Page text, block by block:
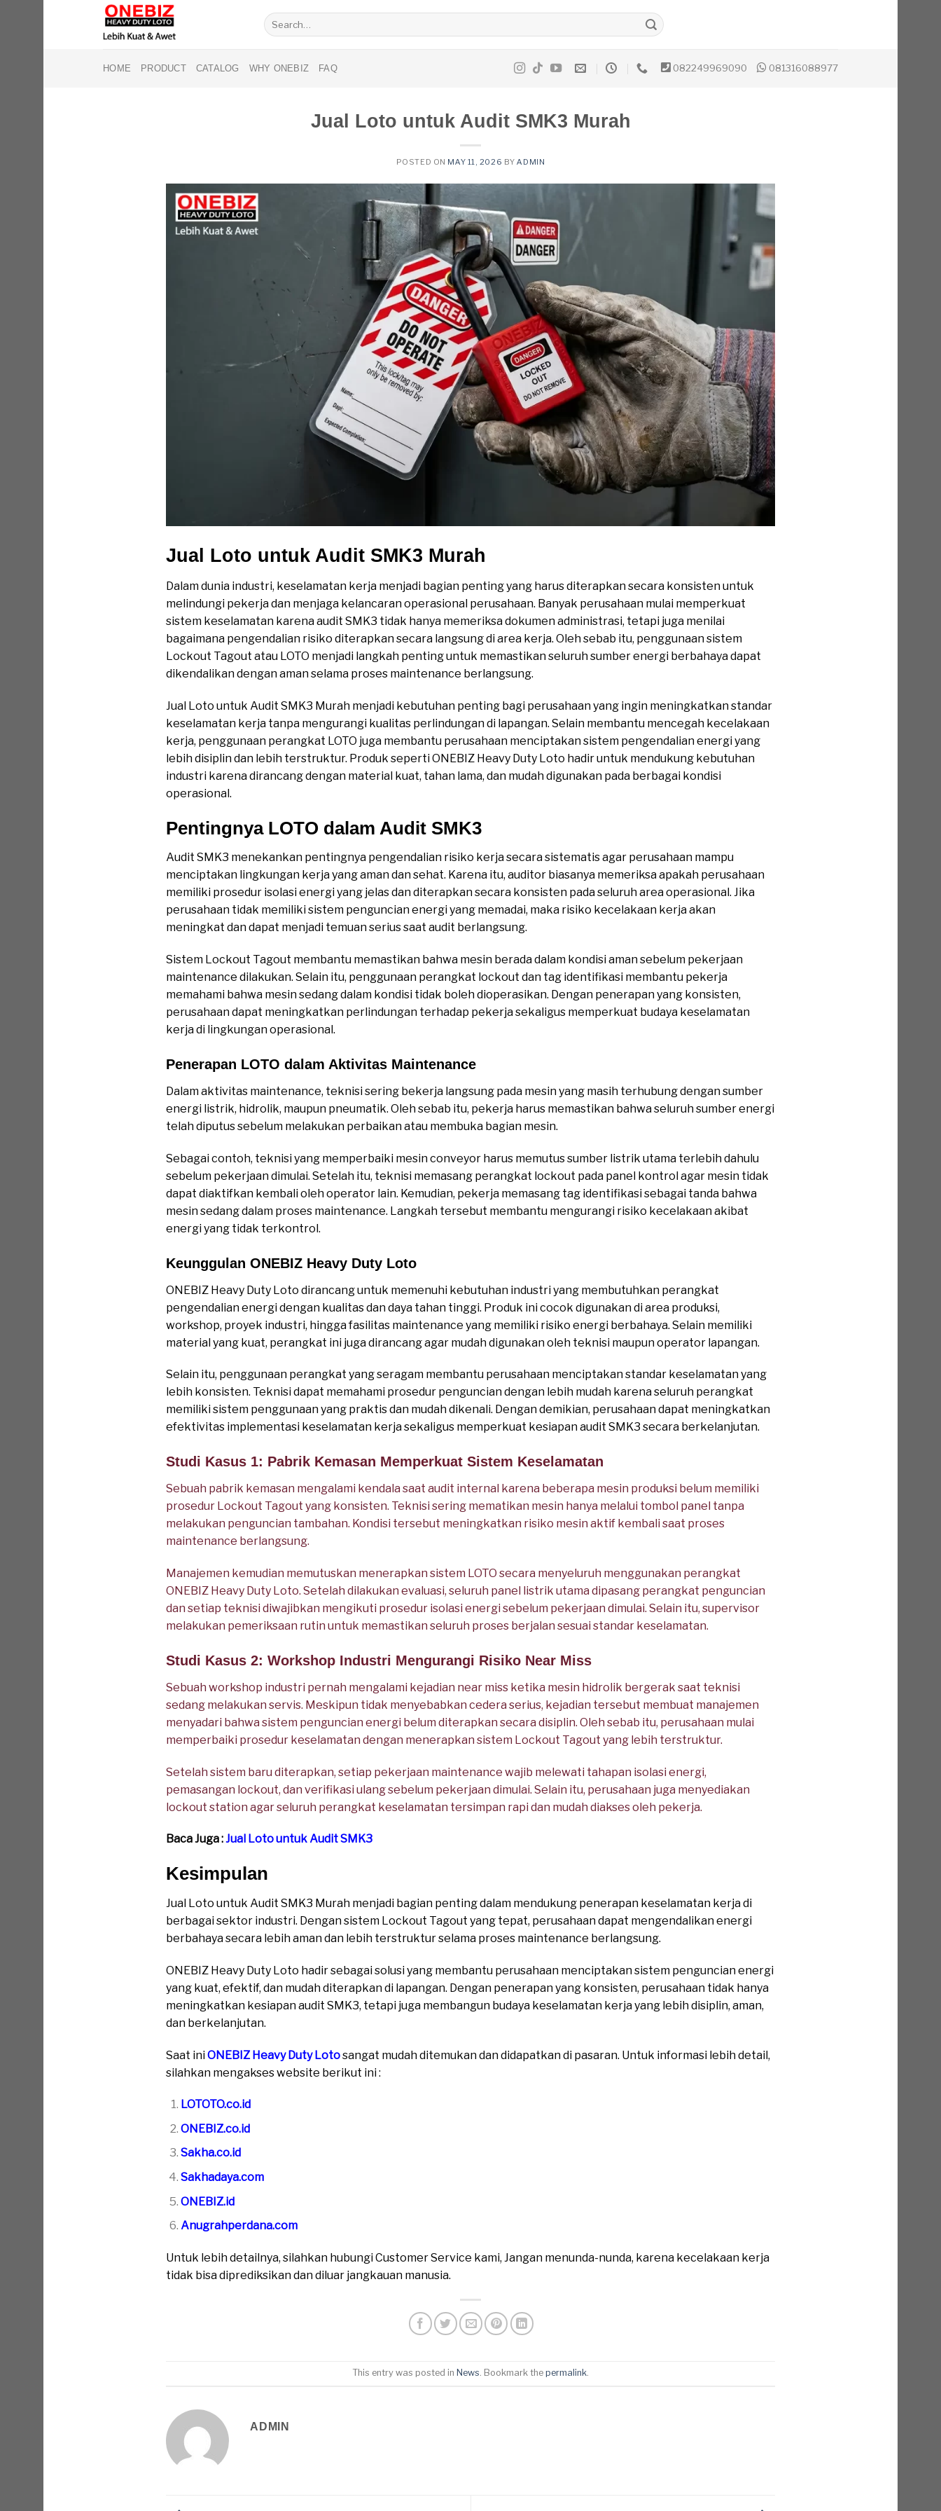
Search
for:
HOME PRODUCT CATALOG WHY ONEBIZ FAQ 082249969090 081316088977
Jual Loto untuk Audit SMK3 Murah
POSTED ON MAY 11, 2026 BYADMIN
Jual Loto untuk Audit SMK3 Murah
Dalam dunia industri, keselamatan kerja menjadi bagian penting yang harus diterapkan secara konsisten untuk
melindungi pekerja dan menjaga kelancaran operasional perusahaan. Banyak perusahaan mulai memperkuat
sistem keselamatan karena audit SMK3 tidak hanya memeriksa dokumen administrasi, tetapi juga menilai
bagaimana pengendalian risiko diterapkan secara langsung di area kerja. Oleh sebab itu, penggunaan sistem
Lockout Tagout atau LOTO menjadi langkah penting untuk memastikan seluruh sumber energi berbahaya dapat
dikendalikan dengan aman selama proses maintenance berlangsung.
Jual Loto untuk Audit SMK3 Murah menjadi kebutuhan penting bagi perusahaan yang ingin meningkatkan standar
keselamatan kerja tanpa mengurangi kualitas perlindungan di lapangan. Selain membantu mencegah kecelakaan
kerja, penggunaan perangkat LOTO juga membantu perusahaan menciptakan sistem pengendalian energi yang
lebih disiplin dan lebih terstruktur. Produk seperti ONEBIZ Heavy Duty Loto hadir untuk mendukung kebutuhan
industri karena dirancang dengan material kuat, tahan lama, dan mudah digunakan pada berbagai kondisi
operasional.
Pentingnya LOTO dalam Audit SMK3
Audit SMK3 menekankan pentingnya pengendalian risiko kerja secara sistematis agar perusahaan mampu
menciptakan lingkungan kerja yang aman dan sehat. Karena itu, auditor biasanya memeriksa apakah perusahaan
memiliki prosedur isolasi energi yang jelas dan diterapkan secara konsisten pada seluruh area operasional. Jika
perusahaan tidak memiliki sistem penguncian energi yang memadai, maka risiko kecelakaan kerja akan
meningkat dan dapat menjadi temuan serius saat audit berlangsung.
Sistem Lockout Tagout membantu memastikan bahwa mesin berada dalam kondisi aman sebelum pekerjaan
maintenance dilakukan. Selain itu, penggunaan perangkat lockout dan tag identifikasi membantu pekerja
memahami bahwa mesin sedang dalam kondisi tidak boleh dioperasikan. Dengan penerapan yang konsisten,
perusahaan dapat meningkatkan perlindungan terhadap pekerja sekaligus memperkuat budaya keselamatan
kerja di lingkungan operasional.
Penerapan LOTO dalam Aktivitas Maintenance
Dalam aktivitas maintenance, teknisi sering bekerja langsung pada mesin yang masih terhubung dengan sumber
energi listrik, hidrolik, maupun pneumatik. Oleh sebab itu, pekerja harus memastikan bahwa seluruh sumber energi
telah diputus sebelum melakukan perbaikan atau membuka bagian mesin.
Sebagai contoh, teknisi yang memperbaiki mesin conveyor harus memutus sumber listrik utama terlebih dahulu
sebelum pekerjaan dimulai. Setelah itu, teknisi memasang perangkat lockout pada panel kontrol agar mesin tidak
dapat diaktifkan kembali oleh operator lain. Kemudian, pekerja memasang tag identifikasi sebagai tanda bahwa
mesin sedang dalam proses maintenance. Langkah tersebut membantu mengurangi risiko kecelakaan akibat
energi yang tidak terkontrol.
Keunggulan ONEBIZ Heavy Duty Loto
ONEBIZ Heavy Duty Loto dirancang untuk memenuhi kebutuhan industri yang membutuhkan perangkat
pengendalian energi dengan kualitas dan daya tahan tinggi. Produk ini cocok digunakan di area produksi,
workshop, proyek industri, hingga fasilitas maintenance yang memiliki risiko energi berbahaya. Selain memiliki
material yang kuat, perangkat ini juga dirancang agar mudah digunakan oleh teknisi maupun operator lapangan.
Selain itu, penggunaan perangkat yang seragam membantu perusahaan menciptakan standar keselamatan yang
lebih konsisten. Teknisi dapat memahami prosedur penguncian dengan lebih mudah karena seluruh perangkat
memiliki sistem penggunaan yang praktis dan mudah dikenali. Dengan demikian, perusahaan dapat meningkatkan
efektivitas implementasi keselamatan kerja sekaligus memperkuat kesiapan audit SMK3 secara berkelanjutan.
Studi Kasus 1: Pabrik Kemasan Memperkuat Sistem Keselamatan
Sebuah pabrik kemasan mengalami kendala saat audit internal karena beberapa mesin produksi belum memiliki
prosedur Lockout Tagout yang konsisten. Teknisi sering mematikan mesin hanya melalui tombol panel tanpa
melakukan penguncian tambahan. Kondisi tersebut meningkatkan risiko mesin aktif kembali saat proses
maintenance berlangsung.
Manajemen kemudian memutuskan menerapkan sistem LOTO secara menyeluruh menggunakan perangkat
ONEBIZ Heavy Duty Loto. Setelah dilakukan evaluasi, seluruh panel listrik utama dipasang perangkat penguncian
dan setiap teknisi diwajibkan mengikuti prosedur isolasi energi sebelum pekerjaan dimulai. Selain itu, supervisor
melakukan pemeriksaan rutin untuk memastikan seluruh proses berjalan sesuai standar keselamatan.
Studi Kasus 2: Workshop Industri Mengurangi Risiko Near Miss
Sebuah workshop industri pernah mengalami kejadian near miss ketika mesin hidrolik bergerak saat teknisi
sedang melakukan servis. Meskipun tidak menyebabkan cedera serius, kejadian tersebut membuat manajemen
menyadari bahwa sistem penguncian energi belum diterapkan secara disiplin. Oleh sebab itu, perusahaan mulai
memperbaiki prosedur keselamatan dengan menerapkan sistem Lockout Tagout yang lebih terstruktur.
Setelah sistem baru diterapkan, setiap pekerjaan maintenance wajib melewati tahapan isolasi energi,
pemasangan lockout, dan verifikasi ulang sebelum pekerjaan dimulai. Selain itu, perusahaan juga menyediakan
lockout station agar seluruh perangkat keselamatan tersimpan rapi dan mudah diakses oleh pekerja.
Baca Juga :Jual Loto untuk Audit SMK3
Kesimpulan
Jual Loto untuk Audit SMK3 Murah menjadi bagian penting dalam mendukung penerapan keselamatan kerja di
berbagai sektor industri. Dengan sistem Lockout Tagout yang tepat, perusahaan dapat mengendalikan energi
berbahaya secara lebih aman dan lebih terstruktur selama proses maintenance berlangsung.
ONEBIZ Heavy Duty Loto hadir sebagai solusi yang membantu perusahaan menciptakan sistem penguncian energi
yang kuat, efektif, dan mudah diterapkan di lapangan. Dengan penerapan yang konsisten, perusahaan tidak hanya
meningkatkan kesiapan audit SMK3, tetapi juga membangun budaya keselamatan kerja yang lebih disiplin, aman,
dan berkelanjutan.
Saat iniONEBIZ Heavy Duty Lotosangat mudah ditemukan dan didapatkan di pasaran. Untuk informasi lebih detail,
silahkan mengakses website berikut ini :
LOTOTO.co.id
ONEBIZ.co.id
Sakha.co.id
Sakhadaya.com
ONEBIZ.id
Anugrahperdana.com
Untuk lebih detailnya, silahkan hubungi Customer Service kami, Jangan menunda-nunda, karena kecelakaan kerja
tidak bisa diprediksikan dan diluar jangkauan manusia.
This entry was posted in News. Bookmark the permalink.
ADMIN